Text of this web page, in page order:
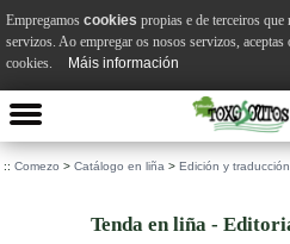
:: Comezo > Catálogo en liña > Edición y traducción
Tenda en liña -
Empregamos cookies propias e de terceiros
servizos. Ao empregar os nosos servizos, aceptas
cookies.
Máis información